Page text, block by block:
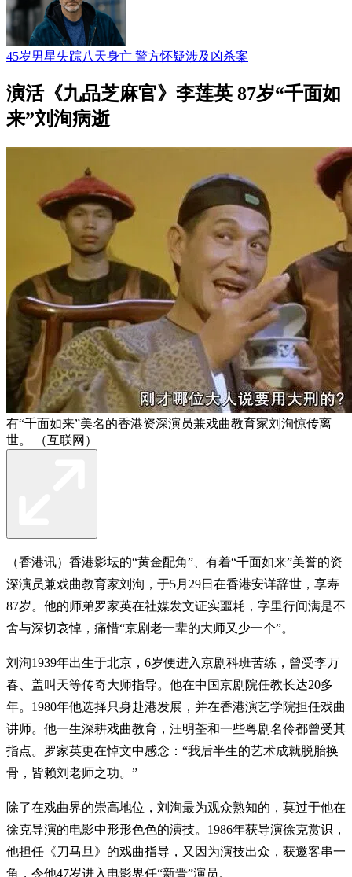
45岁男星失踪八天身亡 警方怀疑涉及凶杀案
演活《九品芝麻官》李莲英 87岁“千面如
来”刘洵病逝
有“千面如来”美名的香港资深演员兼戏曲教育家刘洵惊传离
世。 （互联网）
（香港讯）香港影坛的“黄金配角”、有着“千面如来”美誉的资
深演员兼戏曲教育家刘洵，于5月29日在香港安详辞世，享寿
87岁。他的师弟罗家英在社媒发文证实噩耗，字里行间满是不
舍与深切哀悼，痛惜“京剧老一辈的大师又少一个”。
刘洵1939年出生于北京，6岁便进入京剧科班苦练，曾受李万
春、盖叫天等传奇大师指导。他在中国京剧院任教长达20多
年。1980年他选择只身赴港发展，并在香港演艺学院担任戏曲
讲师。他一生深耕戏曲教育，汪明荃和一些粤剧名伶都曾受其
指点。罗家英更在悼文中感念：“我后半生的艺术成就脱胎换
骨，皆赖刘老师之功。”
除了在戏曲界的崇高地位，刘洵最为观众熟知的，莫过于他在
徐克导演的电影中形形色色的演技。1986年获导演徐克赏识，
他担任《刀马旦》的戏曲指导，又因为演技出众，获邀客串一
角，令他47岁进入电影界任“新晋”演员。